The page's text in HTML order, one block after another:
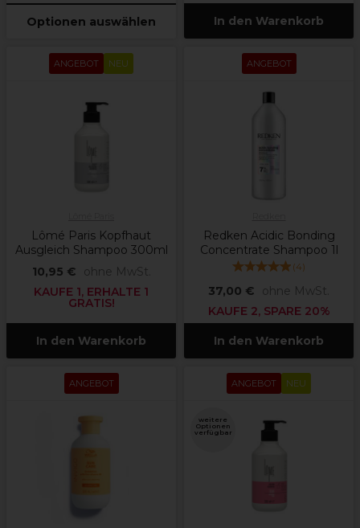
Optionen auswählen In den Warenkorb
ANGEBOT NEU
Lômé Paris Kopfhaut
Ausgleich Shampoo 300ml
10,95 €
ohne MwSt.
KAUFE 1, ERHALTE 1
GRATIS!
In den Warenkorb
ANGEBOT
Redken Acidic Bonding
Concentrate Shampoo 1l
(4)
37,00 €
ohne MwSt.
KAUFE 2, SPARE 20%
In den Warenkorb
ANGEBOT ANGEBOT NEU
weitere
Optionen
verfügbar